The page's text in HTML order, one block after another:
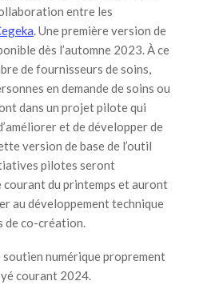
entre les
. Une première version de
dès l’automne 2023. À ce
de fournisseurs de soins,
en demande de soins ou
dans un projet pilote qui
et de développer de
version de base de l’outil
pilotes seront
courant du printemps et auront
au développement technique
de co-création.
soutien numérique proprement
courant 2024.